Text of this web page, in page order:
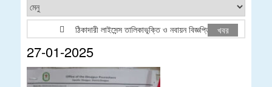
ঠিকাদারী লাইসেন্স তালিকাভূক্তি ও নবায়ন বিজ্ঞপ্তি খবর
27-01-2025